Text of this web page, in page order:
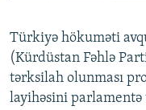
Auto
Türkiyə hökuməti
(Kürdüstan Fəhlə
tərksilah olunması
layihəsini parlamentə